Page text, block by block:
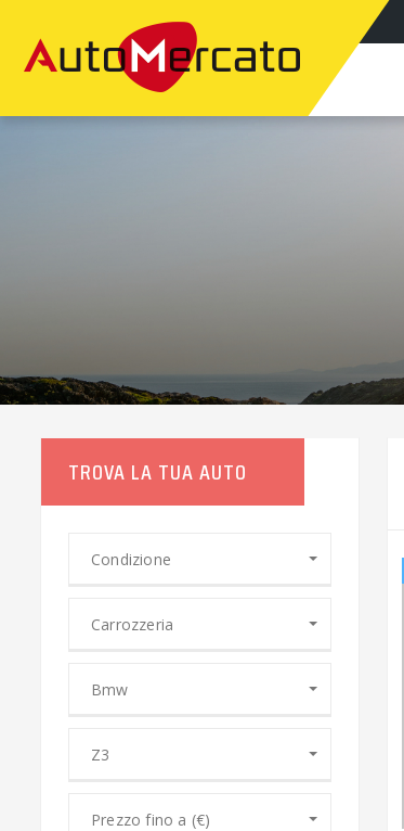
TROVA LA TUA AUTO
Condizione
Carrozzeria
Bmw
Z3
Prezzo fino a (€)